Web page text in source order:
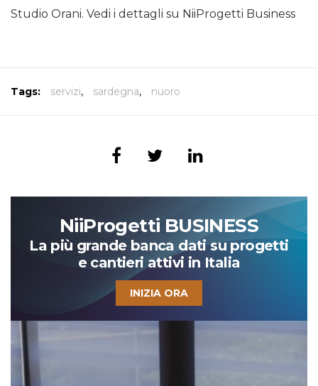
Studio Orani. Vedi i dettagli su NiiProgetti Business
Tags: servizi, sardegna, nuoro
NiiProgetti BUSINESS
La più grande banca dati su progetti
e cantieri attivi in Italia
INIZIA ORA